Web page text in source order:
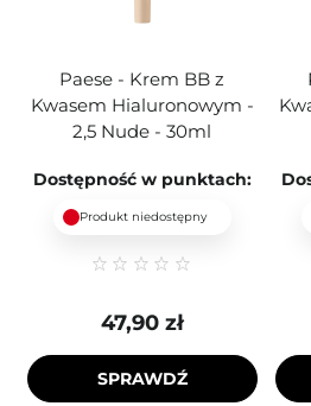
Paese - Krem BB z
Kwasem Hialuronowym -
2,5 Nude - 30ml
Dostępność w punktach:
Produkt niedostępny
47,90 zł
SPRAWDŹ